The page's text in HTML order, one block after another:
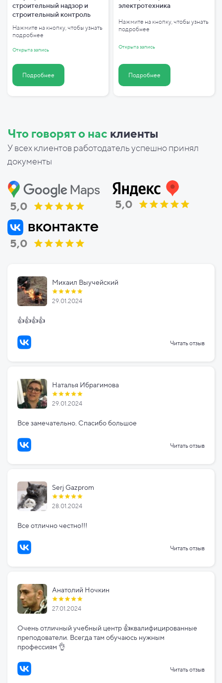
строительный надзор и
строительный контроль
Нажмите на кнопку, чтобы узнать
подробнее
Открыта запись
Подробнее
электротехника
Нажмите на кнопку, чтобы узнать
подробнее
Открыта запись
Подробнее
Что говорят о нас клиенты
У всех клиентов работодатель успешно принял
документы
5,0 5,0
5,0
Михаил Выучейский
29.01.2024
👍👍👍👍
Читать отзыв
Наталья Ибрагимова
29.01.2024
Все замечательно. Спасибо большое
Читать отзыв
Serj Gazprom
28.01.2024
Все отлично честно!!!
Читать отзыв
Анатолий Ночкин
27.01.2024
Очень отличный учебный центр 👍квалифицированные
преподователи. Всегда там обучаюсь нужным
профессиям 👌
Читать отзыв